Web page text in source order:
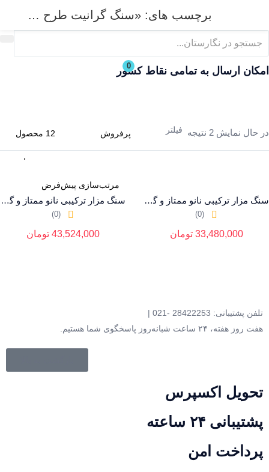
برچسب های: «سنگ گرانیت طرح قلب"
0
امکان ارسال به تمامی نقاط کشور
ورود ثبت نام
نام کاربری و پسورد خود را برای ورود، وارد کنید.
فراموشی رمز عبور؟
در حال نمایش 2 نتیجه فیلتر
سنگ مزار ترکیبی نانو ممتاز و گرانیت بلک سوپر کد 68
(0)
33,480,000 تومان
سنگ مزار ترکیبی نانو ممتاز و گرانیت بلک سوپر کد 68
(0)
43,524,000 تومان
تلفن پشتیبانی: 28422253 -021 |
هفت روز هفته، ۲۴ ساعت شبانه‌روز پاسخگوی شما هستیم.
تحویل اکسپرس
پشتیبانی ۲۴ ساعته
پرداخت امن